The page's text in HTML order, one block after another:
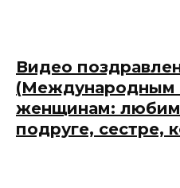
Видео
(Международным
женщинам:
подруге, сестре,